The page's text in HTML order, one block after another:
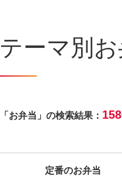
テーマ別
「お弁当」の検索結果：
定番のお弁当